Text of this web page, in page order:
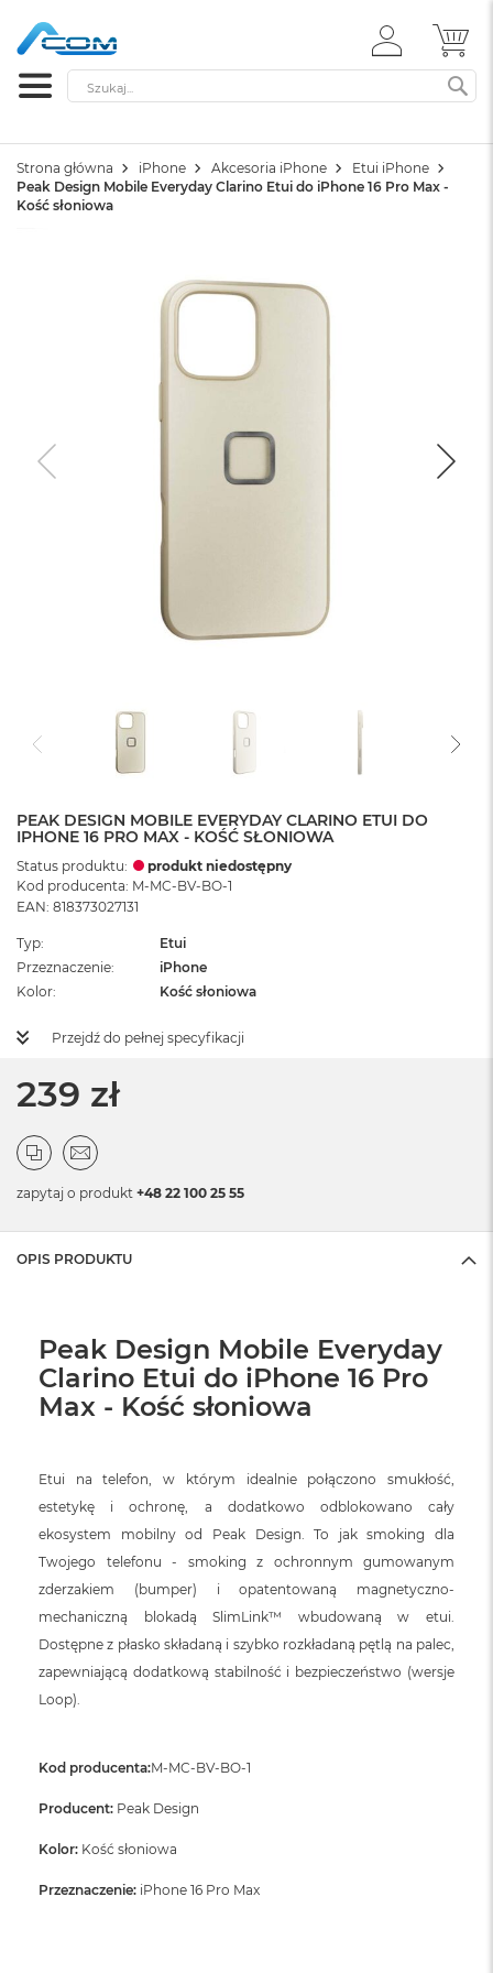
ZALOGUJ
SIĘ
Szukaj
Strona główna iPhone Akcesoria iPhone
Etui iPhone
Peak Design Mobile Everyday Clarino Etui do iPhone 16 Pro Max -
Kość słoniowa
PEAK DESIGN MOBILE EVERYDAY CLARINO ETUI DO
IPHONE 16 PRO MAX - KOŚĆ SŁONIOWA
Status produktu:
produkt niedostępny
Kod producenta: M-MC-BV-BO-1
EAN: 818373027131
Typ
Etui
Przeznaczenie
iPhone
Kolor
Kość słoniowa
Przejdź do pełnej specyfikacji
239 zł
zapytaj o produkt +48 22 100 25 55
OPIS PRODUKTU
Peak Design Mobile Everyday
Clarino Etui do iPhone 16 Pro
Max - Kość słoniowa
Etui na telefon, w którym idealnie połączono smukłość,
estetykę i ochronę, a dodatkowo odblokowano cały
ekosystem mobilny od Peak Design. To jak smoking dla
Twojego telefonu - smoking z ochronnym gumowanym
zderzakiem (bumper) i opatentowaną magnetyczno-
mechaniczną blokadą SlimLink™ wbudowaną w etui.
Dostępne z płasko składaną i szybko rozkładaną pętlą na palec,
zapewniającą dodatkową stabilność i bezpieczeństwo (wersje
Loop).
Kod producenta:M-MC-BV-BO-1
Producent: Peak Design
Kolor: Kość słoniowa
Przeznaczenie: iPhone 16 Pro Max